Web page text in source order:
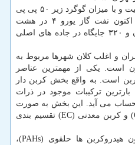
علاوه بر توزیع روزانه بنزین با كیفیت و با میزان گوگرد زیر ۵۰ پی پی
ام مطابق استاندارد یورو ۴ هم اكنون نفت گاز یورو ۴ در هشت
كلانشهر كشور و كل استان تهران و ۳۲۰ جایگاه در جاده های اصلی
و اغلب كلان شهرها مربوط به
كمتر از ۲.۵ میكرون است. یكی از مهمترین عناصر
است. به واقع بخش كربن دار
تركیبات موجود در ذرات
حساب می آید. این بخش به صورت
كلی به دو قسمت كربن آلی (OC) و كربن معدنی (EC) تقسیم بندی
كربن آلی شامل عناصری همچون هیدروكربن ها حلقوی (PAHs)،